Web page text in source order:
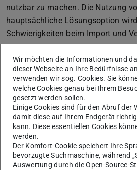
nutzbar zu machen. Die Nutzung
hauptsächliche Lösungsoption
Schwierigkeiten beim Import und
Infrastruktur zunehmend infrage
sicherer, effizienter und
vielversprechende Alternative, die
Wasserstoff CO2-frei speichert
Hier geht's zum frei
Wir möchten die Informationen und
dieser Webseite an Ihre Bedürfnisse
verwenden wir sog. Cookies. Sie
welche Cookies genau bei Ihrem
gesetzt werden sollen.
Einige Cookies sind für den Abruf der
damit diese auf Ihrem Endgerät
kann. Diese essentiellen Cookies
werden.
Der Komfort-Cookie speichert Ihre
bevorzugte Suchmaschine, während
Auswertung durch die Open-Source-